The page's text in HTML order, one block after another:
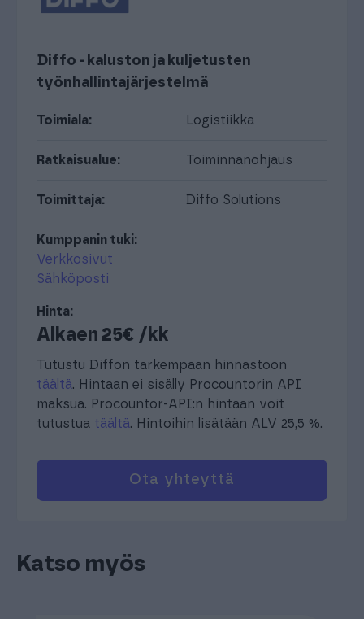
Diffo - kaluston ja kuljetusten
työnhallintajärjestelmä
Toimiala: Logistiikka
Ratkaisualue: Toiminnanohjaus
Toimittaja: Diffo Solutions
Kumppanin tuki:
Verkkosivut
Sähköposti
Hinta:
Alkaen 25€ /kk
Tutustu Diffon tarkempaan hinnastoon
täältä. Hintaan ei sisälly Procountorin API
maksua. Procountor-API:n hintaan voit
tutustua täältä. Hintoihin lisätään ALV 25,5 %.
Ota yhteyttä
Katso myös